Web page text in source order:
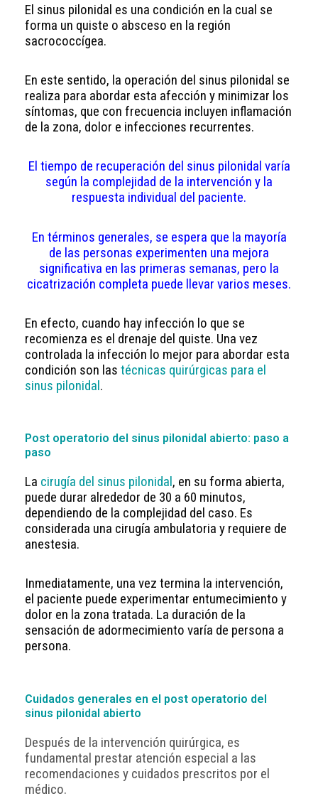
El sinus pilonidal es una condición en la cual se
forma un quiste o absceso en la región
sacrococcígea.
En este sentido, la operación del sinus pilonidal se
realiza para abordar esta afección y minimizar los
síntomas, que con frecuencia incluyen inflamación
de la zona, dolor e infecciones recurrentes.
El tiempo de recuperación del sinus pilonidal varía
según la complejidad de la intervención y la
respuesta individual del paciente.
En términos generales, se espera que la mayoría
de las personas experimenten una mejora
significativa en las primeras semanas, pero la
cicatrización completa puede llevar varios meses.
En efecto, cuando hay infección lo que se
recomienza es el drenaje del quiste. Una vez
controlada la infección lo mejor para abordar esta
condición son las técnicas quirúrgicas para el
sinus pilonidal.
Post operatorio del sinus pilonidal abierto: paso a
paso
La cirugía del sinus pilonidal, en su forma abierta,
puede durar alrededor de 30 a 60 minutos,
dependiendo de la complejidad del caso. Es
considerada una cirugía ambulatoria y requiere de
anestesia.
Inmediatamente, una vez termina la intervención,
el paciente puede experimentar entumecimiento y
dolor en la zona tratada. La duración de la
sensación de adormecimiento varía de persona a
persona.
Cuidados generales en el post operatorio del
sinus pilonidal abierto
Después de la intervención quirúrgica, es
fundamental prestar atención especial a las
recomendaciones y cuidados prescritos por el
médico.